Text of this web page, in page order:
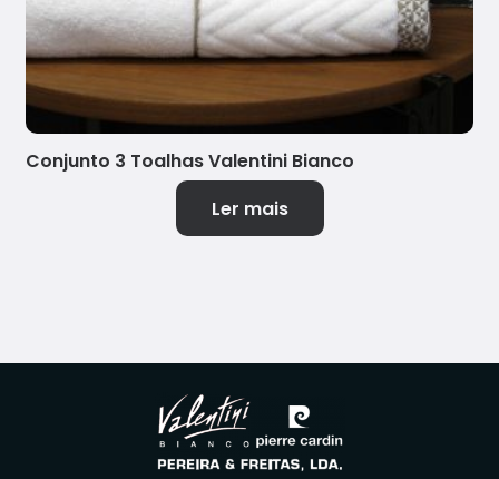
Conjunto 3 Toalhas Valentini Bianco
Ler mais